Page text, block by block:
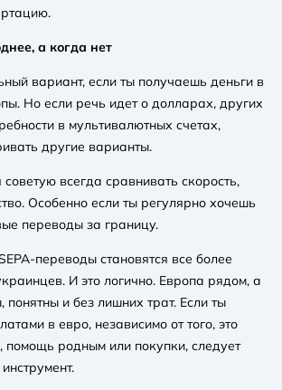
а когда нет
вариант, если ты получаешь деньги в
Но если речь идет о долларах, других
в мультивалютных счетах,
другие варианты.
всегда сравнивать скорость,
Особенно если ты регулярно хочешь
переводы за границу.
переводы становятся все более
И это логично. Европа рядом, а
и без лишних трат. Если ты
в евро, независимо от того, это
помощь родным или покупки, следует